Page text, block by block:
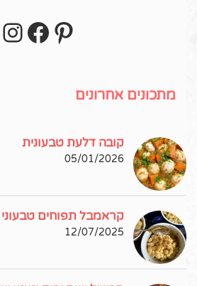
מתכונים אחרונים
קובה דלעת טבעונית
05/01/2026
קראמבל תפוחים טבעוני
12/07/2025